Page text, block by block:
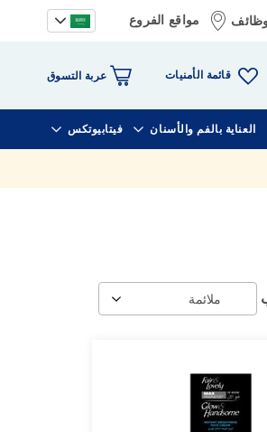
مواقع الفروع
قائمة الأمنيات عربة التسوق
العناية بالفم والأسنان فيتابيوتكس